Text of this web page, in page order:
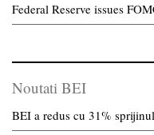
Federal Reserve issues
Noutati BEI
BEI a redus cu 31%